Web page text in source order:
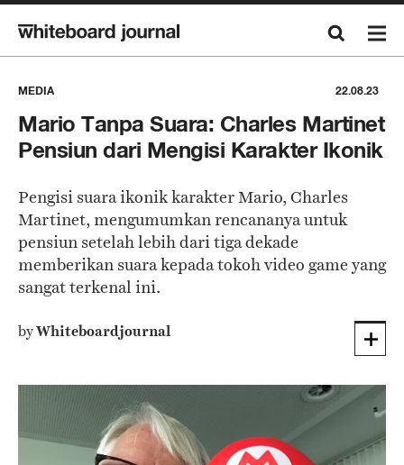
MEDIA 22.08.23
Mario Tanpa Suara: Charles Martinet
Pensiun dari Mengisi Karakter Ikonik
Pengisi suara ikonik karakter Mario, Charles
Martinet, mengumumkan rencananya untuk
pensiun setelah lebih dari tiga dekade
memberikan suara kepada tokoh video game yang
sangat terkenal ini.
byWhiteboardjournal